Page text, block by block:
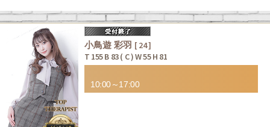
小鳥遊 彩羽 [ 24 ]
T 155 B 83 ( C ) W 55 H 81
10:00～17:00